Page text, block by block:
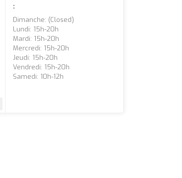
:
Dimanche: (closed)
Lundi: 15h-20h
Mardi: 15h-20h
Mercredi: 15h-20h
Jeudi: 15h-20h
Vendredi: 15h-20h
Samedi: 10h-12h